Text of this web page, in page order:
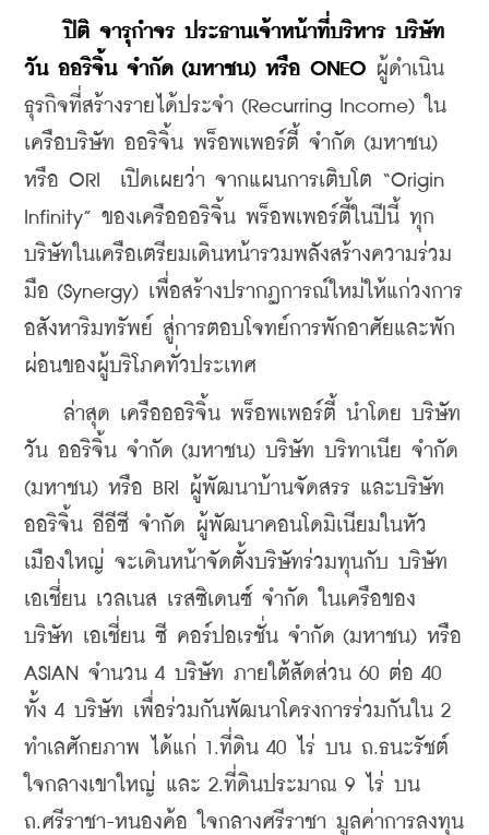
ปิติ จารุกำจร ประธานเจ้าหน้าที่บริหาร บริษัท
วัน ออริจิ้น จำกัด (มหาชน) หรือ ONEO ผู้ดำเนิน
ธุรกิจที่สร้างรายได้ประจำ (Recurring Income) ใน
เครือบริษัท ออริจิ้น พร็อพเพอร์ตี้ จำกัด (มหาชน)
หรือ ORI  เปิดเผยว่า จากแผนการเติบโต “Origin
Infinity” ของเครือออริจิ้น พร็อพเพอร์ตี้ในปีนี้ ทุก
บริษัทในเครือเตรียมเดินหน้ารวมพลังสร้างความร่วม
มือ (Synergy) เพื่อสร้างปรากฏการณ์ใหม่ให้แก่วงการ
อสังหาริมทรัพย์ สู่การตอบโจทย์การพักอาศัยและพัก
ผ่อนของผู้บริโภคทั่วประเทศ
ล่าสุด เครือออริจิ้น พร็อพเพอร์ตี้ นำโดย บริษัท
วัน ออริจิ้น จำกัด (มหาชน) บริษัท บริทาเนีย จำกัด
(มหาชน) หรือ BRI ผู้พัฒนาบ้านจัดสรร และบริษัท
ออริจิ้น อีอีซี จำกัด ผู้พัฒนาคอนโดมิเนียมในหัว
เมืองใหญ่ จะเดินหน้าจัดตั้งบริษัทร่วมทุนกับ บริษัท
เอเชี่ยน เวลเนส เรสซิเดนซ์ จำกัด ในเครือของ
บริษัท เอเชี่ยน ซี คอร์ปอเรชั่น จำกัด (มหาชน) หรือ
ASIAN จำนวน 4 บริษัท ภายใต้สัดส่วน 60 ต่อ 40
ทั้ง 4 บริษัท เพื่อร่วมกันพัฒนาโครงการร่วมกันใน 2
ทำเลศักยภาพ ได้แก่ 1.ที่ดิน 40 ไร่ บน ถ.ธนะรัชต์
ใจกลางเขาใหญ่ และ 2.ที่ดินประมาณ 9 ไร่ บน
ถ.ศรีราชา-หนองค้อ ใจกลางศรีราชา มูลค่าการลงทุน